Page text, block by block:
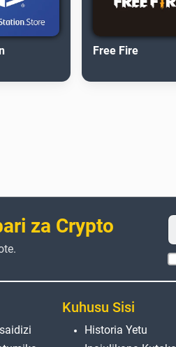
Free Fire
za Crypto
Kuhusu Sisi
Historia Yetu